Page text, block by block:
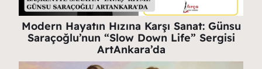
Modern Hayatın Hızına Karşı Sanat: Günsu
Saraçoğlu’nun “Slow Down Life” Sergisi
ArtAnkara’da